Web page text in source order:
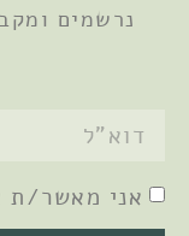
נרשמים
אני מאשר/ת